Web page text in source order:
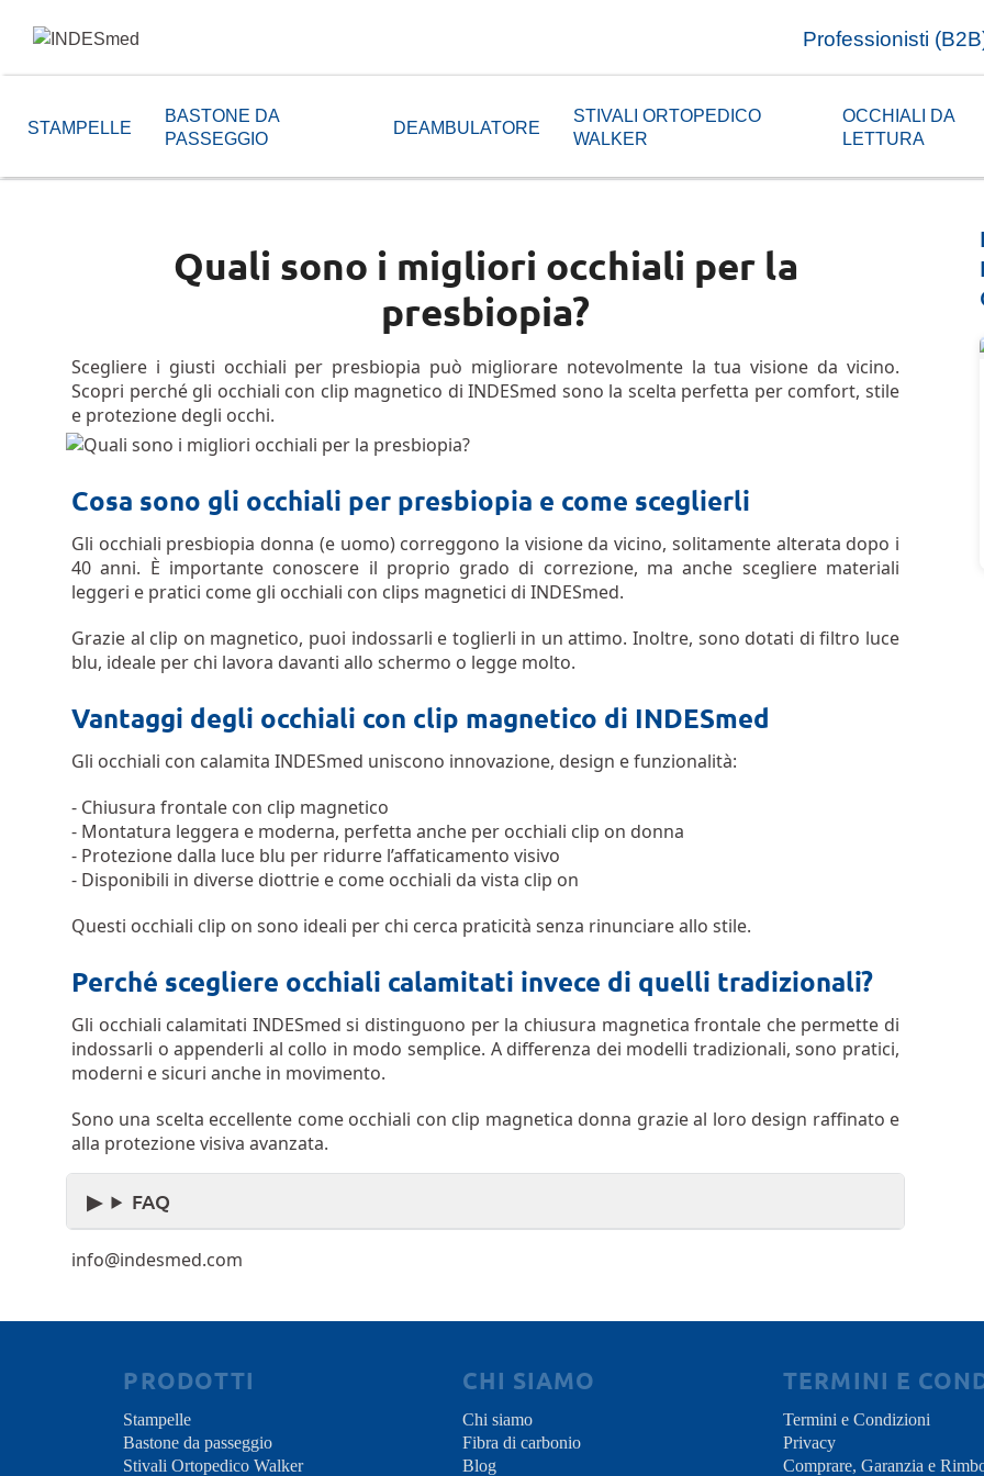
Professionisti
STAMPELLE
BASTONE DA
PASSEGGIO
DEAMBULATORE
STIVALI ORTOPEDICO
WALKER
OCCHIALI DA
LETTURA
Quali sono i migliori occhiali per la
presbiopia?
Scegliere i giusti occhiali per presbiopia può migliorare notevolmente la tua visione da vicino.
Scopri perché gli occhiali con clip magnetico di INDESmed sono la scelta perfetta per comfort, stile
e protezione degli occhi.
Cosa sono gli occhiali per presbiopia e come sceglierli
Gli occhiali presbiopia donna (e uomo) correggono la visione da vicino, solitamente alterata dopo i
40 anni. È importante conoscere il proprio grado di correzione, ma anche scegliere materiali
leggeri e pratici come gli occhiali con clips magnetici di INDESmed.
Grazie al clip on magnetico, puoi indossarli e toglierli in un attimo. Inoltre, sono dotati di filtro luce
blu, ideale per chi lavora davanti allo schermo o legge molto.
Vantaggi degli occhiali con clip magnetico di INDESmed
Gli occhiali con calamita INDESmed uniscono innovazione, design e funzionalità:
- Chiusura frontale con clip magnetico
- Montatura leggera e moderna, perfetta anche per occhiali clip on donna
- Protezione dalla luce blu per ridurre l’affaticamento visivo
- Disponibili in diverse diottrie e come occhiali da vista clip on
Questi occhiali clip on sono ideali per chi cerca praticità senza rinunciare allo stile.
Perché scegliere occhiali calamitati invece di quelli tradizionali?
Gli occhiali calamitati INDESmed si distinguono per la chiusura magnetica frontale che permette di
indossarli o appenderli al collo in modo semplice. A differenza dei modelli tradizionali, sono pratici,
moderni e sicuri anche in movimento.
Sono una scelta eccellente come occhiali con clip magnetica donna grazie al loro design raffinato e
alla protezione visiva avanzata.
FAQ
info@indesmed.com
PRODOTTI
Stampelle
Bastone da passeggio
Stivali Ortopedico Walker
CHI SIAMO
Chi siamo
Fibra di carbonio
Blog
TERMINI E
Termini e Condizioni
Privacy
Comprare, Garanzia e